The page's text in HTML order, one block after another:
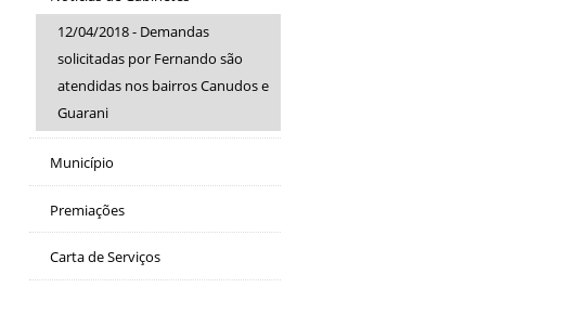
12/04/2018 - Demandas
solicitadas por Fernando são
atendidas nos bairros Canudos e
Guarani
Município
Premiações
Carta de Serviços